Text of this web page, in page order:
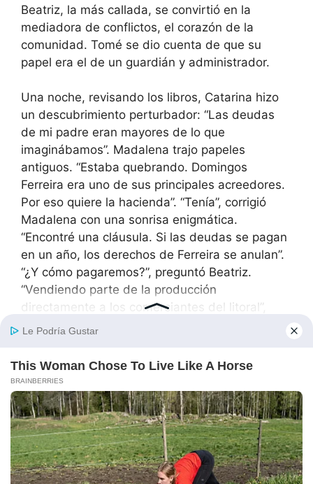
Beatriz, la más callada, se convirtió en la
mediadora de conflictos, el corazón de la
comunidad. Tomé se dio cuenta de que su
papel era el de un guardián y administrador.
Una noche, revisando los libros, Catarina hizo
un descubrimiento perturbador: “Las deudas
de mi padre eran mayores de lo que
imaginábamos”. Madalena trajo papeles
antiguos. “Estaba quebrando. Domingos
Ferreira era uno de sus principales acreedores.
Por eso quiere la hacienda”. “Tenía”, corrigió
Madalena con una sonrisa enigmática.
“Encontré una cláusula. Si las deudas se pagan
en un año, los derechos de Ferreira se anulan”.
“¿Y cómo pagaremos?”, preguntó Beatriz.
“Vendiendo parte de la producción
directamente a los comerciantes del litoral”,
explicó Catarina. “Cortando a los intermediarios
enemigos”, advirtió Tomé. “Ya tenemos
enemigos”, dijo Madalena. “La diferencia es que
ahora sabemos quiénes son”.
Tomé, mirando a las tres hermanas trabajando
juntas, comprendió que se había convertido en
parte de una familia que luchaba por su